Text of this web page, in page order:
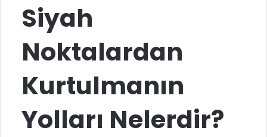
Siyah
Noktalardan
Kurtulmanın
Yolları Nelerdir?